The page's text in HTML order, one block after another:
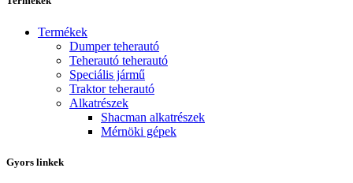
Termékek
Dumper teherautó
Teherautó teherautó
Speciális jármű
Traktor teherautó
Alkatrészek
Shacman alkatrészek
Mérnöki gépek
Gyors linkek